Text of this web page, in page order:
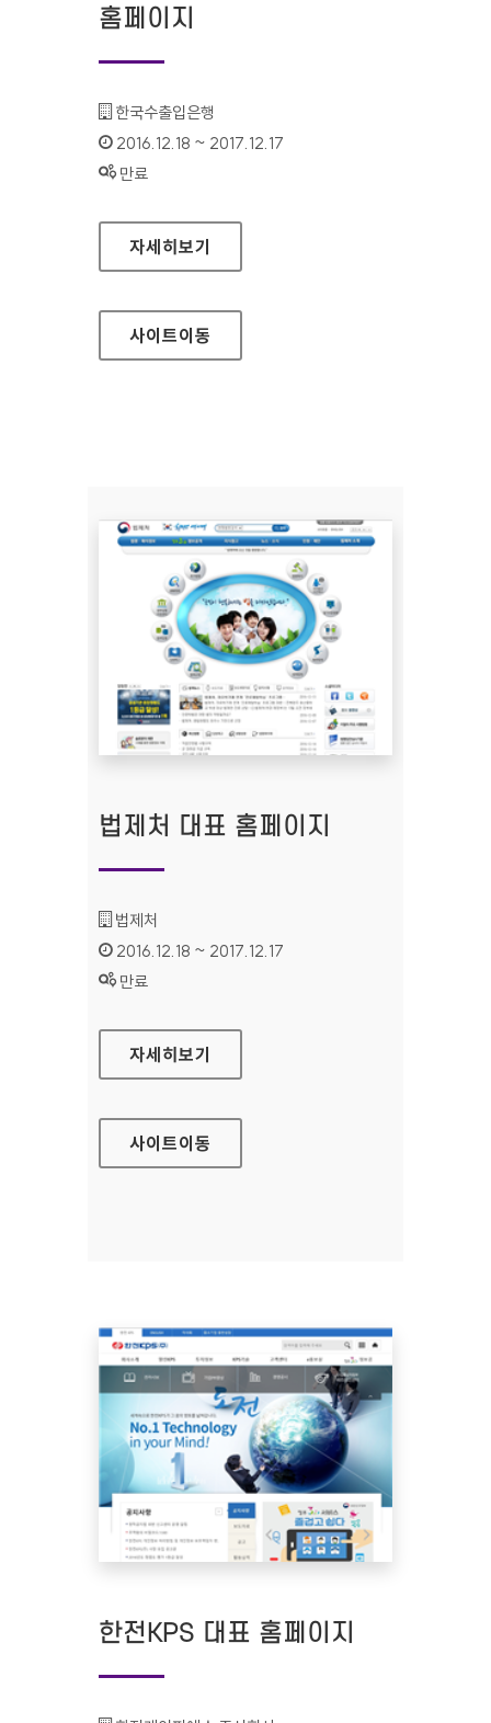
홈페이지
기관명 :
한국수출입은행
인증기간 :
2016.12.18 ~ 2017.12.17
상태 :
만료
한국수출입은행 대표 홈페이지
자세히보기
사이트이동
법제처 대표 홈페이지
기관명 :
법제처
인증기간 :
2016.12.18 ~ 2017.12.17
상태 :
만료
법제처 대표 홈페이지
자세히보기
사이트이동
한전KPS 대표 홈페이지